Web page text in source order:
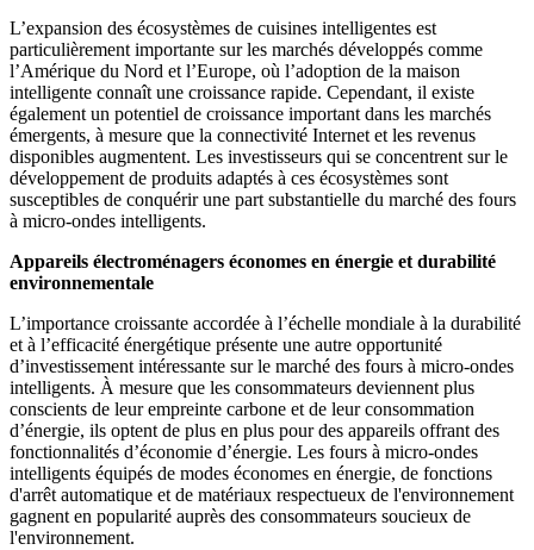
L’expansion des écosystèmes de cuisines intelligentes est
particulièrement importante sur les marchés développés comme
l’Amérique du Nord et l’Europe, où l’adoption de la maison
intelligente connaît une croissance rapide. Cependant, il existe
également un potentiel de croissance important dans les marchés
émergents, à mesure que la connectivité Internet et les revenus
disponibles augmentent. Les investisseurs qui se concentrent sur le
développement de produits adaptés à ces écosystèmes sont
susceptibles de conquérir une part substantielle du marché des fours
à micro-ondes intelligents.
Appareils électroménagers économes en énergie et durabilité
environnementale
L’importance croissante accordée à l’échelle mondiale à la durabilité
et à l’efficacité énergétique présente une autre opportunité
d’investissement intéressante sur le marché des fours à micro-ondes
intelligents. À mesure que les consommateurs deviennent plus
conscients de leur empreinte carbone et de leur consommation
d’énergie, ils optent de plus en plus pour des appareils offrant des
fonctionnalités d’économie d’énergie. Les fours à micro-ondes
intelligents équipés de modes économes en énergie, de fonctions
d'arrêt automatique et de matériaux respectueux de l'environnement
gagnent en popularité auprès des consommateurs soucieux de
l'environnement.